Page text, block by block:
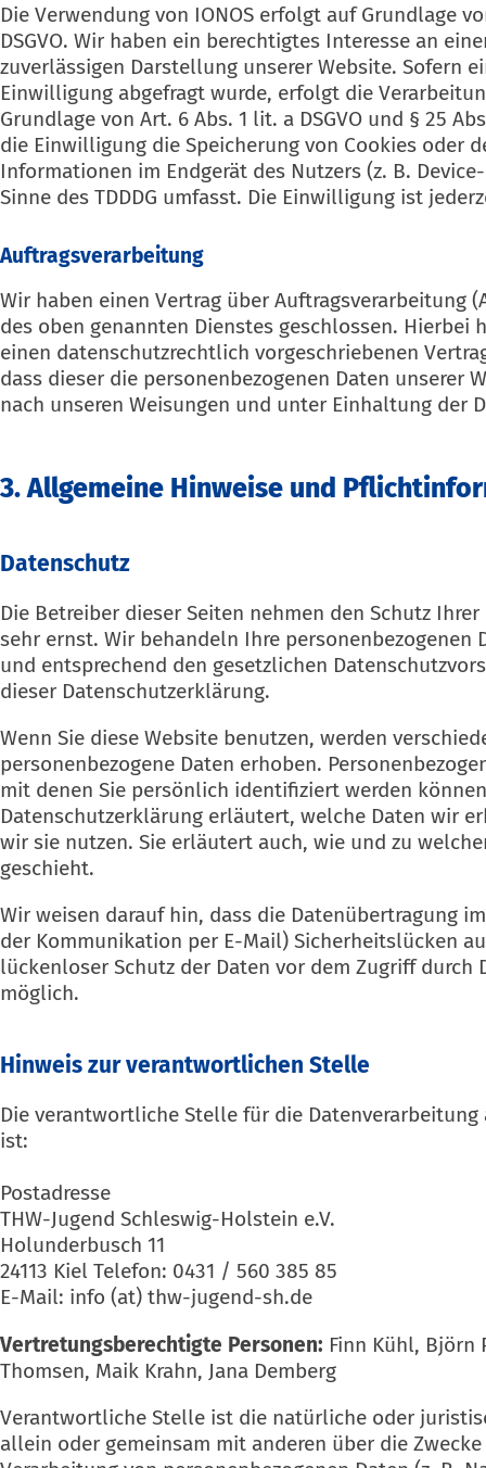
Die Verwendung von IONOS erfolgt auf Grundlage
DSGVO. Wir haben ein berechtigtes Interesse an
zuverlässigen Darstellung unserer Website. Sofern
Einwilligung abgefragt wurde, erfolgt die
Grundlage von Art. 6 Abs. 1 lit. a DSGVO und § 25
die Einwilligung die Speicherung von Cookies oder
Informationen im Endgerät des Nutzers (z. B.
Sinne des TDDDG umfasst. Die Einwilligung ist
Auftragsverarbeitung
Wir haben einen Vertrag über Auftragsverarbeitung
des oben genannten Dienstes geschlossen. Hierbei
einen datenschutzrechtlich vorgeschriebenen
dass dieser die personenbezogenen Daten unserer
nach unseren Weisungen und unter Einhaltung der
3. Allgemeine Hinweise und
Datenschutz
Die Betreiber dieser Seiten nehmen den Schutz
sehr ernst. Wir behandeln Ihre personenbezogenen
und entsprechend den gesetzlichen
dieser Datenschutzerklärung.
Wenn Sie diese Website benutzen, werden
personenbezogene Daten erhoben.
mit denen Sie persönlich identifiziert werden
Datenschutzerklärung erläutert, welche Daten wir
wir sie nutzen. Sie erläutert auch, wie und zu
geschieht.
Wir weisen darauf hin, dass die Datenübertragung
der Kommunikation per E-Mail) Sicherheitslücken
lückenloser Schutz der Daten vor dem Zugriff durch
möglich.
Hinweis zur verantwortlichen Stelle
Die verantwortliche Stelle für die Datenverarbeitung
ist:
Postadresse
THW-Jugend Schleswig-Holstein e.V.
Holunderbusch 11
24113 Kiel Telefon: 0431 / 560 385 85
E-Mail: info (at) thw-jugend-sh.de
Vertretungsberechtigte Personen: Finn Kühl, Björn
Thomsen, Maik Krahn, Jana Demberg
Verantwortliche Stelle ist die natürliche oder
allein oder gemeinsam mit anderen über die